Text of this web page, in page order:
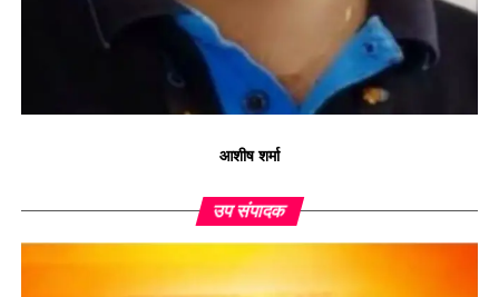
आशीष शर्मा
उप संपादक